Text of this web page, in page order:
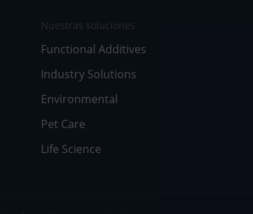
Nuestras soluciones
Functional Additives
Industry Solutions
Environmental
Pet Care
Life Science